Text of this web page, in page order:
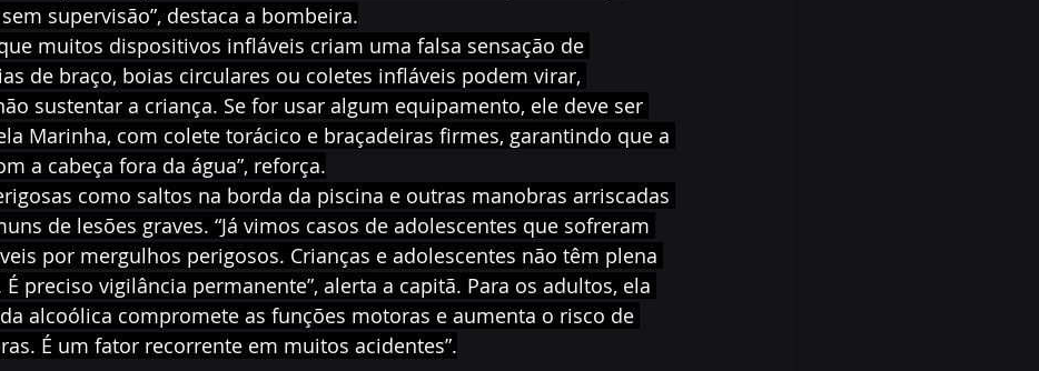
supervisão”, destaca a bombeira.
muitos dispositivos infláveis criam uma falsa sensação de
de braço, boias circulares ou coletes infláveis podem virar,
sustentar a criança. Se for usar algum equipamento, ele deve ser
Marinha, com colete torácico e braçadeiras firmes, garantindo que a
a cabeça fora da água”, reforça.
como saltos na borda da piscina e outras manobras arriscadas
de lesões graves. “Já vimos casos de adolescentes que sofreram
por mergulhos perigosos. Crianças e adolescentes não têm plena
preciso vigilância permanente”, alerta a capitã. Para os adultos, ela
alcoólica compromete as funções motoras e aumenta o risco de
É um fator recorrente em muitos acidentes”.